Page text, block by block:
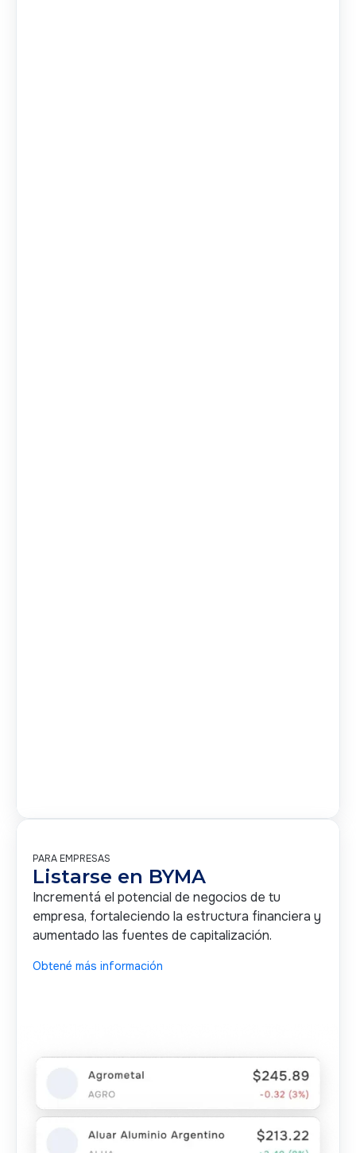
PARA EMPRESAS
Listarse en BYMA
Incrementá el potencial de negocios de tu
empresa, fortaleciendo la estructura financiera y
aumentado las fuentes de capitalización.
Obtené más información